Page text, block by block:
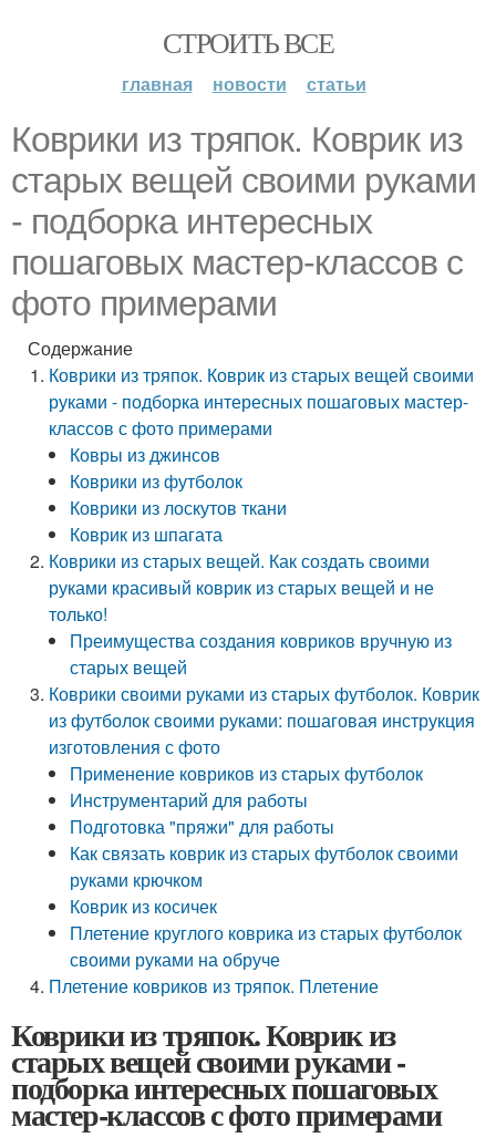
СТРОИТЬ ВСЕ
главная новости статьи
Коврики из тряпок. Коврик из
старых вещей своими руками
- подборка интересных
пошаговых мастер-классов с
фото примерами
Содержание
Коврики из тряпок. Коврик из старых вещей своими
руками - подборка интересных пошаговых мастер-
классов с фото примерами
Ковры из джинсов
Коврики из футболок
Коврики из лоскутов ткани
Коврик из шпагата
Коврики из старых вещей. Как создать своими
руками красивый коврик из старых вещей и не
только!
Преимущества создания ковриков вручную из
старых вещей
Коврики своими руками из старых футболок. Коврик
из футболок своими руками: пошаговая инструкция
изготовления с фото
Применение ковриков из старых футболок
Инструментарий для работы
Подготовка "пряжи" для работы
Как связать коврик из старых футболок своими
руками крючком
Коврик из косичек
Плетение круглого коврика из старых футболок
своими руками на обруче
Плетение ковриков из тряпок. Плетение
Коврики из тряпок. Коврик из
старых вещей своими руками -
подборка интересных пошаговых
мастер-классов с фото примерами